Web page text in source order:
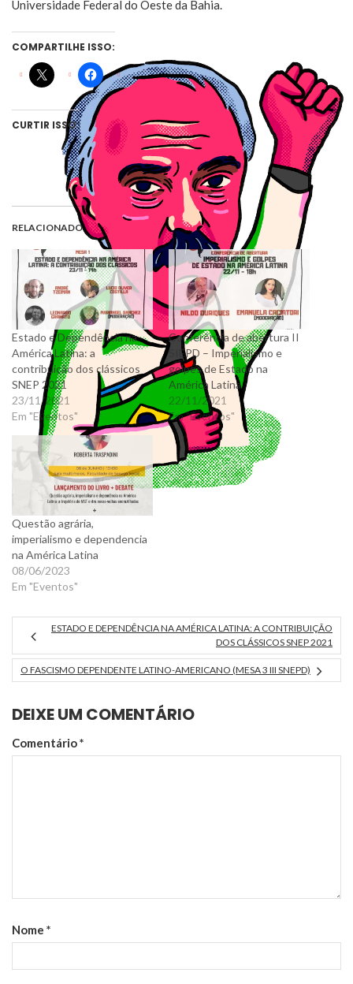
Universidade Federal do Oeste da Bahia.
COMPARTILHE ISSO:
CURTIR ISSO:
RELACIONADO
Estado e Dependência na
América Latina: a
contribuição dos clássicos
SNEP 2021
23/11/2021
Em "Eventos"
Conferência de abertura II
SIEPD – Imperialismo e
golpes de Estado na
América Latina
22/11/2021
Em "Eventos"
Questão agrária,
imperialismo e dependencia
na América Latina
08/06/2023
Em "Eventos"
ESTADO E DEPENDÊNCIA NA AMÉRICA LATINA: A CONTRIBUIÇÃO
DOS CLÁSSICOS SNEP 2021
O FASCISMO DEPENDENTE LATINO-AMERICANO (MESA 3 III SNEPD)
DEIXE UM COMENTÁRIO
Comentário*
Nome *